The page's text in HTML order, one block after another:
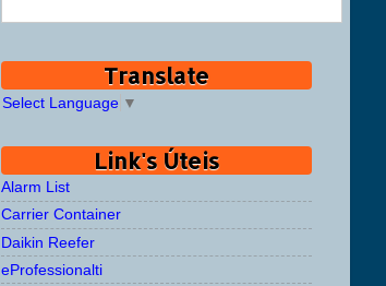
Translate
Select Language ▼
Link's Úteis
Alarm List
Carrier Container
Daikin Reefer
eProfessionalti